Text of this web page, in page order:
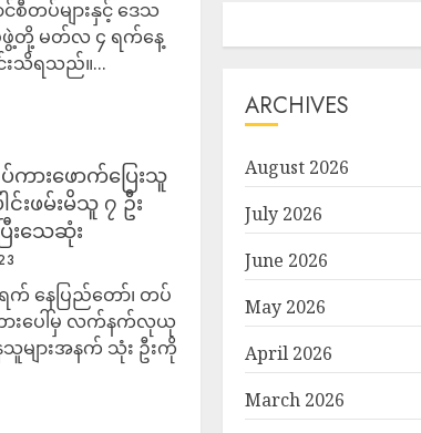
စီတပ်များနှင့် ဒေသ
ဖွဲ့တို့ မတ်လ ၄ ရက်နေ့
းသိရသည်။...
ားဖောက်ပြေးသူ
င်းဖမ်းမိသူ ၇ ဦး
းသေဆုံး
နေပြည်တော်၊ တပ်
းပေါ်မှ လက်နက်လုယု
များအနက် သုံး ဦးကို
ARCHIVES
August 2026
July 2026
June 2026
May 2026
April 2026
March 2026